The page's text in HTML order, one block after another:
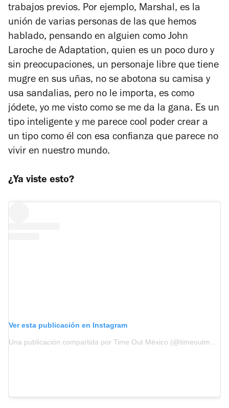
trabajos previos. Por ejemplo, Marshal, es la
unión de varias personas de las que hemos
hablado, pensando en alguien como John
Laroche de Adaptation, quien es un poco duro y
sin preocupaciones, un personaje libre que tiene
mugre en sus uñas, no se abotona su camisa y
usa sandalias, pero no le importa, es como
jódete, yo me visto como se me da la gana. Es un
tipo inteligente y me parece cool poder crear a
un tipo como él con esa confianza que parece no
vivir en nuestro mundo.
¿Ya viste esto?
Ver esta publicación en Instagram